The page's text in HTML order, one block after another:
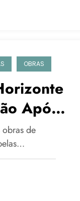
OBRAS
Após
de